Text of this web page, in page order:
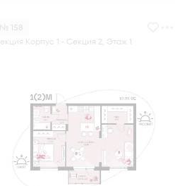
№ 158
Корпус 1 - Секция 2, Этаж 1